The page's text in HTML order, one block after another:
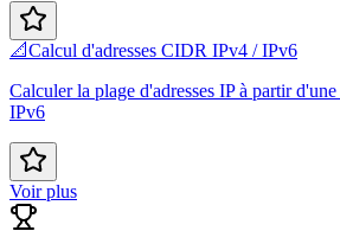
📐Calcul d'adresses CIDR IPv4 / IPv6
Calculer la plage d'adresses IP à partir
IPv6
Voir plus